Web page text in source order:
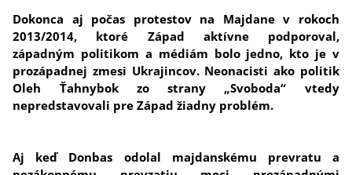
Dokonca aj počas protestov na Majdane v rokoch
2013/2014, ktoré Západ aktívne podporoval,
západným politikom a médiám bolo jedno, kto je v
prozápadnej zmesi Ukrajincov. Neonacisti ako politik
Oleh Ťahnybok zo strany „Svoboda“ vtedy
nepredstavovali pre Západ žiadny problém.
Aj keď Donbas odolal majdanskému prevratu a